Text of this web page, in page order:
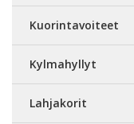
Kuorintavoiteet
Kylmahyllyt
Lahjakorit